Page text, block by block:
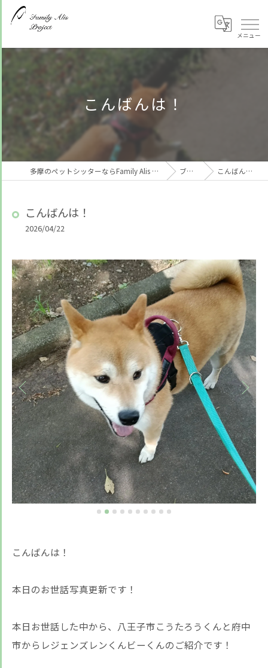
こんばんは！
多摩のペットシッターならFamily Alis Project ブログ こんばんは！
こんばんは！
2026/04/22
こんばんは！
本日のお世話写真更新です！
本日お世話した中から、八王子市こうたろうくんと府中
市からレジェンズレンくんビーくんのご紹介です！